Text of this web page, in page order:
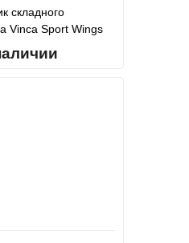
складного
Vinca Sport Wings